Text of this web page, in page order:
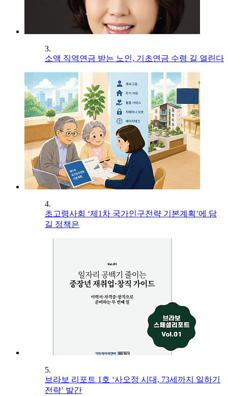
3.
소액 직역연금 받는 노인, 기초연금 수령 길 열린다
4.
초고령사회 ‘제1차 국가인구전략 기본계획’에 담
길 정책은
5.
브라보 리포트 1호 ‘사오정 시대, 73세까지 일하기
전략’ 발간